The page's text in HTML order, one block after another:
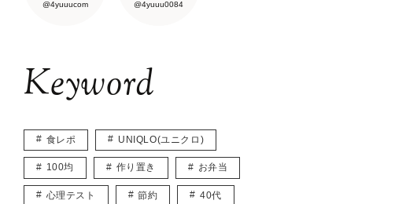
@4yuuucom @4yuuu0084
Keyword
食レポ UNIQLO(ユニクロ)
100均 作り置き お弁当
心理テスト 節約 40代